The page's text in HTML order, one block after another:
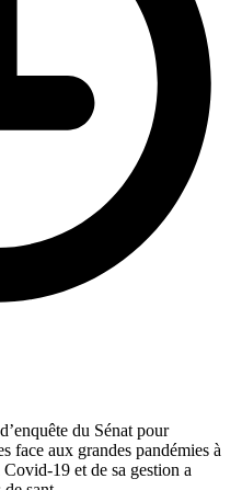
du Sénat pour
face aux grandes pandémies à
19 et de sa gestion a